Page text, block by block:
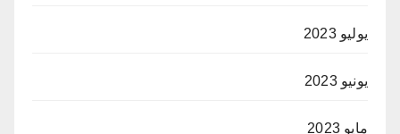
يوليو 2023
يونيو 2023
مايو 2023